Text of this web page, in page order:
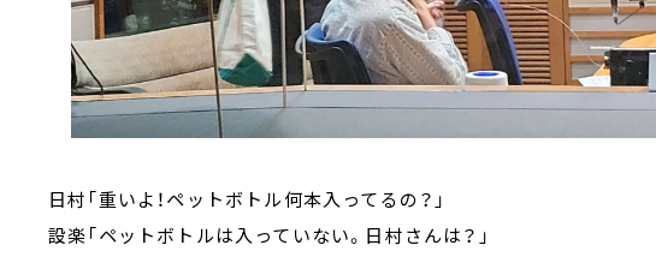
日村「重いよ！ペットボトル何本入ってるの？」
設楽「ペットボトルは入っていない。日村さんは？」